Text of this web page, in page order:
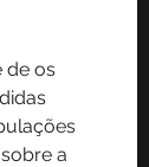
de os
a